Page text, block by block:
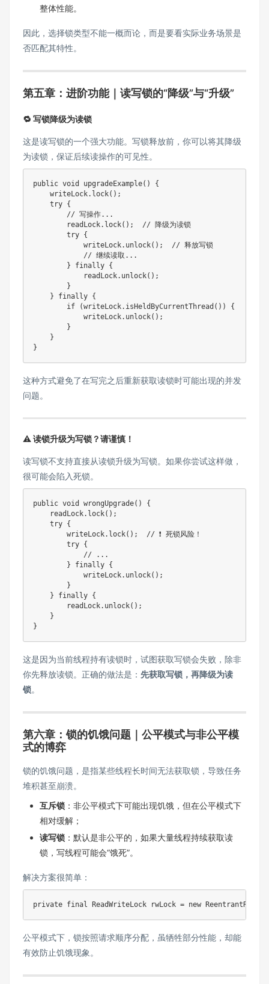
整体性能。
因此，选择锁类型不能一概而论，而是要看实际业务场景是
否匹配其特性。
第五章：进阶功能｜读写锁的“降级”与“升级”
🔁 写锁降级为读锁
这是读写锁的一个强大功能。写锁释放前，你可以将其降级
为读锁，保证后续读操作的可见性。
public void upgradeExample( )
{
    writeLock
. lock( ) ;
try {
// 写操作...
        readLock
. lock( ) ;
// 降级为读锁
try {
            writeLock
. unlock( ) ;
// 释放写锁
// 继续读取...
}
finally {
            readLock
. unlock( ) ;
}
}
finally {
if
(writeLock. isHeldByCurrentThread ( ) )
{
            writeLock
. unlock( ) ;
}
}
}
这种方式避免了在写完之后重新获取读锁时可能出现的并发
问题。
⚠️ 读锁升级为写锁？请谨慎！
读写锁不支持直接从读锁升级为写锁。如果你尝试这样做，
很可能会陷入死锁。
public void wrongUpgrade( )
{
    readLock
. lock( ) ;
try {
        writeLock
. lock( ) ;
// ❗ 死锁风险！
try {
// ...
}
finally {
            writeLock
. unlock( ) ;
}
}
finally {
        readLock
. unlock( ) ;
}
}
这是因为当前线程持有读锁时，试图获取写锁会失败，除非
你先释放读锁。正确的做法是： 先获取写锁，再降级为读
锁。
第六章：锁的饥饿问题｜公平模式与非公平模
式的博弈
锁的饥饿问题，是指某些线程长时间无法获取锁，导致任务
堆积甚至崩溃。
互斥锁 ：非公平模式下可能出现饥饿，但在公平模式下
相对缓解；
读写锁 ：默认是非公平的，如果大量线程持续获取读
锁，写线程可能会“饿死”。
解决方案很简单：
private final ReadWriteLock rwLock = new
公平模式下，锁按照请求顺序分配，虽牺牲部分性能，却能
有效防止饥饿现象。